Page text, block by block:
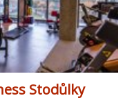
Stodůlky